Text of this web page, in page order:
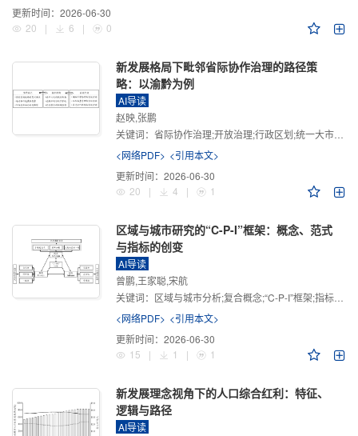
更新时间： 2026-06-30
20
| 6 | 0
新发展格局下毗邻省际协作治理的路径策
略：以渝黔为例
AI导读
赵映,张鹏
关键词： 省际协作治理;开放治理;行政区划;统一大市场;新发展格局
<网络PDF> <引用本文>
更新时间： 2026-06-30
20
| 4 | 1
区域与城市研究的“C-P-I”框架：概念、范式
与指标的创变
AI导读
曾鹏,王家聪,宋航
关键词： 区域与城市分析;复合概念;“C-P-I”框架;指标体系
<网络PDF> <引用本文>
更新时间： 2026-06-30
15
| 1 | 1
新发展理念视角下的人口综合红利：特征、
逻辑与路径
AI导读